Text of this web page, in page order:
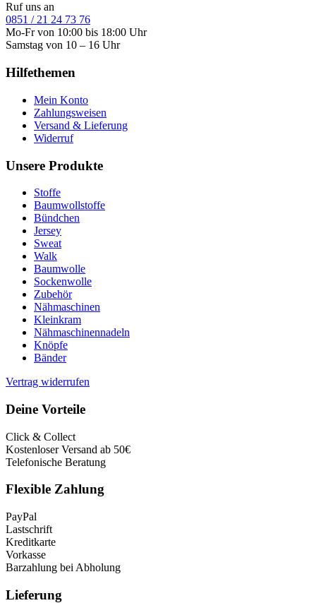
Ruf uns an
0851 / 21 24 73 76
Mo-Fr von 10:00 bis 18:00 Uhr
Samstag von 10 – 16 Uhr
Hilfethemen
Mein Konto
Zahlungsweisen
Versand & Lieferung
Widerruf
Unsere Produkte
Stoffe
Baumwollstoffe
Bündchen
Jersey
Sweat
Walk
Baumwolle
Sockenwolle
Zubehör
Nähmaschinen
Kleinkram
Nähmaschinennadeln
Knöpfe
Bänder
Vertrag widerrufen
Deine Vorteile
Click & Collect
Kostenloser Versand ab 50€
Telefonische Beratung
Flexible Zahlung
PayPal
Lastschrift
Kreditkarte
Vorkasse
Barzahlung bei Abholung
Lieferung